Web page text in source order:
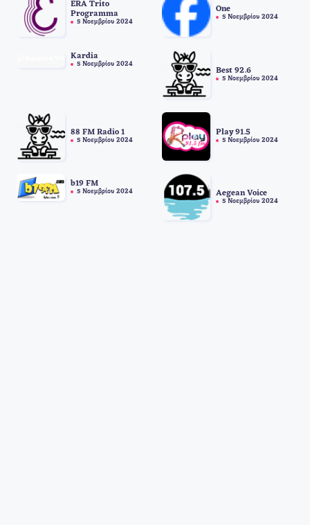
ERA Trito
Programma
5 Νοεμβρίου 2024
One
5 Νοεμβρίου 2024
Kardia
5 Νοεμβρίου 2024
Best 92.6
5 Νοεμβρίου 2024
88 FM Radio 1
5 Νοεμβρίου 2024
Play 91.5
5 Νοεμβρίου 2024
b19 FM
5 Νοεμβρίου 2024 Aegean Voice
5 Νοεμβρίου 2024